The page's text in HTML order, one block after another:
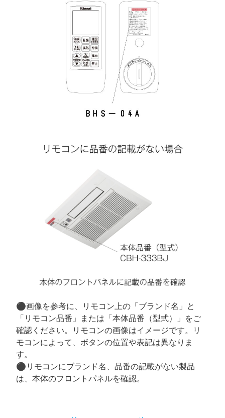
⚫︎画像を参考に、リモコン上の「ブランド名」と
「リモコン品番」または「本体品番（型式）」をご
確認ください。リモコンの画像はイメージです。リ
モコンによって、ボタンの位置や表記は異なりま
す。
⚫︎リモコンにブランド名、品番の記載がない製品
は、本体のフロントパネルを確認。